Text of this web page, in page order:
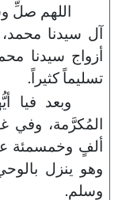
اللهم صلِّ
آل سيدنا
أزواج سيدنا
تسليماً كثيراً.
وبعد فيا
المُكرَّمة، وفي
ألفٍ وخمسمئة
وهو ينزل
وسلم.